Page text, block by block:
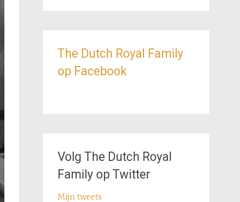
The Dutch Royal Family
op Facebook
Volg The Dutch Royal
Family op Twitter
Mijn tweets